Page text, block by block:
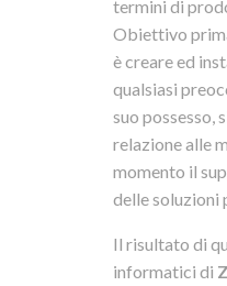
termini di
Obiettivo
è creare ed
qualsiasi
suo possesso,
relazione alle
momento il
delle soluzioni
Il risultato di
informatici di